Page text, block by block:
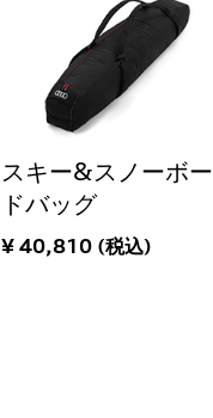
スキー&スノーボー
ドバッグ
¥ 40,810 (税込)